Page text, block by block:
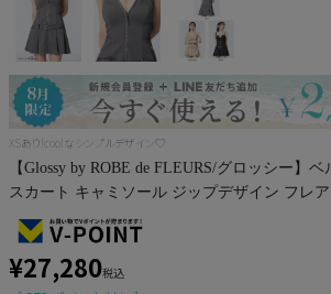
XSあり!coolなシンプルデザイン♡
【Glossy by ROBE de FLEURS/グロッシー】
スカート キャミソール ジップデザイン フレ
¥27,280税込